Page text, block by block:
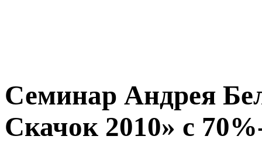
Семинар Андрея
Скачок 2010» с